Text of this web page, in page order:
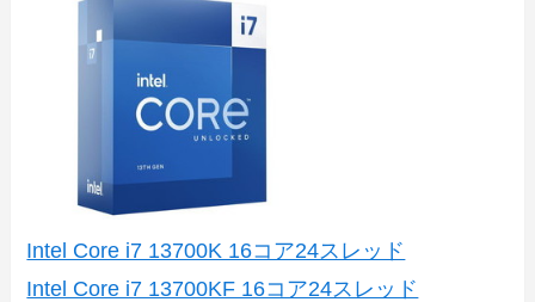
Intel Core i7 13700K 16コア24スレッド
Intel Core i7 13700KF 16コア24スレッド